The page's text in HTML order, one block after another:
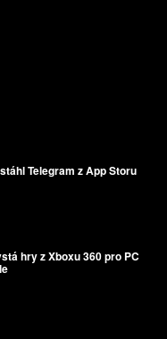
Telegram z App Storu
hry z Xboxu 360 pro PC